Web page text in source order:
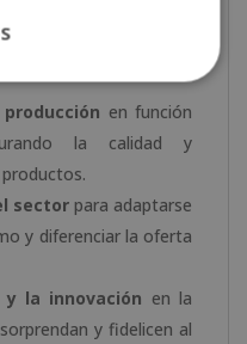
en función
la calidad y
sector para adaptarse
y diferenciar la oferta
la innovación en la
y fidelicen al